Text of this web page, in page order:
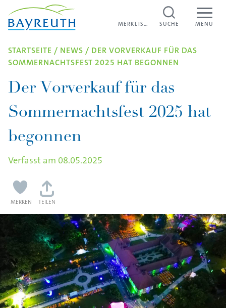
Direkt zum Inhalt
MENU
SUCHE
MERKLISTE
STARTSEITE / NEWS / DER VORVERKAUF FÜR DAS
SOMMERNACHTSFEST 2025 HAT BEGONNEN
Der Vorverkauf für das
Sommernachtsfest 2025 hat
begonnen
Verfasst am 08.05.2025
MERKEN TEILEN